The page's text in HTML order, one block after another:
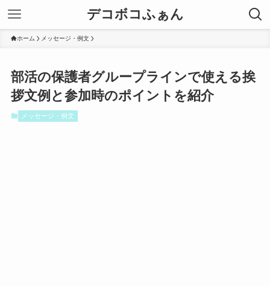
デコボコふぁん
ホーム メッセージ・例文
部活の保護者グループラインで使える挨
拶文例と参加時のポイントを紹介
メッセージ・例文